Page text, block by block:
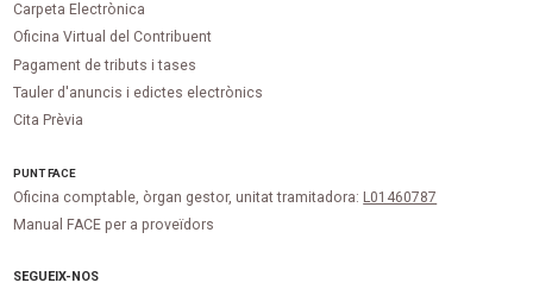
Carpeta Electrònica
Oficina Virtual del Contribuent
Pagament de tributs i tases
Tauler d'anuncis i edictes electrònics
Cita Prèvia
PUNTFACE
Oficina comptable, òrgan gestor, unitat tramitadora: L01460787
Manual FACE per a proveïdors
SEGUEIX-NOS